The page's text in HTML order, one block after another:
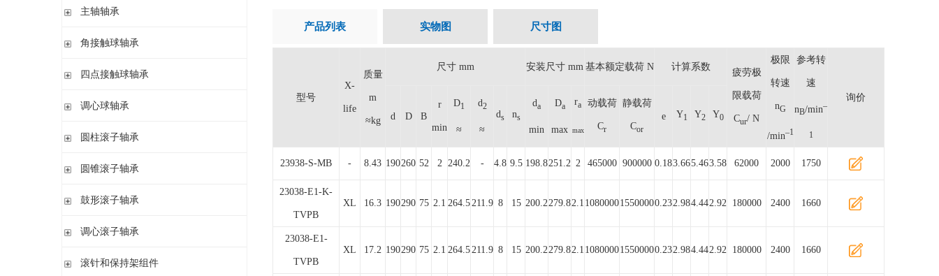
单列开式
双列
主轴轴承
带钢球
带钢球 密封
角接触球轴承
单列开式或密封
双列开式或密封
四点接触球轴承
四点接触球轴承
调心球轴承
圆柱孔开式或密封
圆柱孔或圆锥孔 开式
带紧定套开式或密封
带紧定套开式
圆柱滚子轴承
带保持架的圆柱滚子轴承
单列满装圆柱滚子轴承
高精密圆柱滚子轴承
圆锥滚子轴承
单列圆锥滚子轴承
单列英制圆锥滚子轴承
鼓形滚子轴承
圆柱孔或圆锥孔
调心滚子轴承
圆柱孔或圆锥孔
滚针和保持架组件
产品列表 实物图 尺寸图
型号
X-
life
质量
m
≈kg
尺寸 mm 安装尺寸 mm 基本额定载荷 N 计算系数
疲劳极
限载荷
Cur/ N
极限
转速
nG
/min–1
参考转
速
nB/min–
1
询价
d
D B
r
min
D1
≈
d2
≈
ds ns
da
min
Da
max
ra
max
动载荷
Cr
静载荷
Cor
e Y1 Y2 Y0
23938-S-MB - 8.43 190260 52 2 240.2 - 4.8 9.5 198.8251.2 2 465000 900000 0.183.665.463.58 62000 2000 1750
23038-E1-K-
TVPB
XL 16.3 190290 75 2.1 264.5211.9 8 15 200.2279.82.1 108000015500000.232.984.442.92 180000 2400 1660
23038-E1-
TVPB
XL 17.2 190290 75 2.1 264.5211.9 8 15 200.2279.82.1 108000015500000.232.984.442.92 180000 2400 1660